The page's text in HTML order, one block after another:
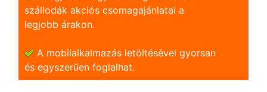
szállodák akciós csomagajánlatai a
legjobb árakon.
A mobilalkalmazás letöltésével gyorsan
és egyszerũen foglalhat.